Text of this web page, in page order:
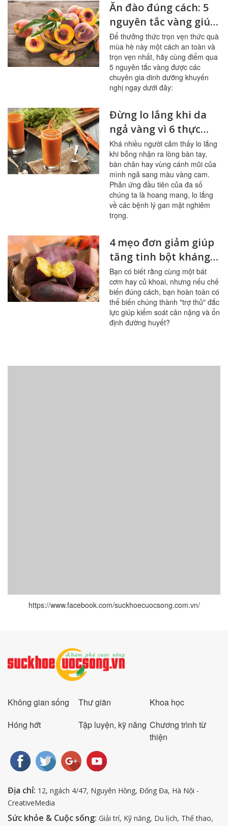
Ăn đào đúng cách: 5
nguyên tắc vàng giúp
sạch mạch máu,
tránh ngộ độc
Để thưởng thức trọn vẹn thức quà
mùa hè này một cách an toàn và
trọn vẹn nhất, hãy cùng điểm qua
5 nguyên tắc vàng được các
chuyên gia dinh dưỡng khuyến
nghị ngay dưới đây:
Đừng lo lắng khi da
ngả vàng vì 6 thực
phẩm này
Khá nhiều người cảm thấy lo lắng
khi bỗng nhận ra lòng bàn tay,
bàn chân hay vùng cánh mũi của
mình ngả sang màu vàng cam.
Phản ứng đầu tiên của đa số
chúng ta là hoang mang, lo lắng
về các bệnh lý gan mật nghiêm
trọng.
4 mẹo đơn giảm giúp
tăng tinh bột kháng
trong bữa ăn
Bạn có biết rằng cùng một bát
cơm hay củ khoai, nhưng nếu chế
biến đúng cách, bạn hoàn toàn có
thể biến chúng thành "trợ thủ" đắc
lực giúp kiểm soát cân nặng và ổn
định đường huyết?
https://www.facebook.com/suckhoecuocsong.com.vn/
Không gian sống Thư giãn
Khoa học
Hóng hớt
Tập luyện, kỹ năng Chương trình từ
thiện
Địa chỉ: 12, ngách 4/47, Nguyên Hồng, Đống Đa, Hà Nội -
CreativeMedia
Sức khỏe & Cuộc sống: Giải trí, Kỹ năng, Du lịch, Thể thao,